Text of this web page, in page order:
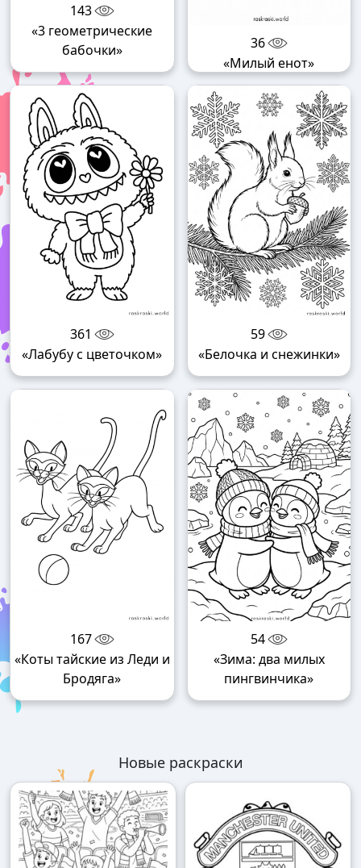
143
«3 геометрические
бабочки»
36
«Милый енот»
361
«Лабубу с цветочком»
59
«Белочка и снежинки»
167
«Коты тайские из Леди и
Бродяга»
54
«Зима: два милых
пингвинчика»
Новые раскраски